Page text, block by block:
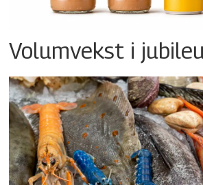
Volumvekst i